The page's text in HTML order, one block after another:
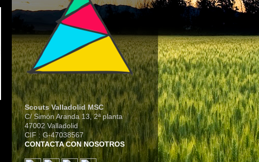
Scouts Valladolid MSC
C/ Simón Aranda 13, 2ª planta
47002 Valladolid
CIF : G-47038567
CONTACTA CON NOSOTROS